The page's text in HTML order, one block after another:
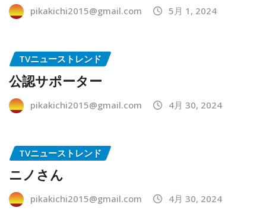
pikakichi2015@gmail.com 5月 1, 2024
TVニューストレンド
公認サポーター
pikakichi2015@gmail.com 4月 30, 2024
TVニューストレンド
ニノさん
pikakichi2015@gmail.com 4月 30, 2024